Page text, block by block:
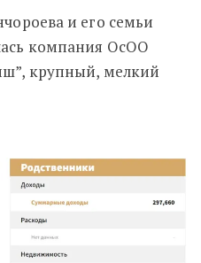
и его семьи
компания ОсОО
крупный, мелкий